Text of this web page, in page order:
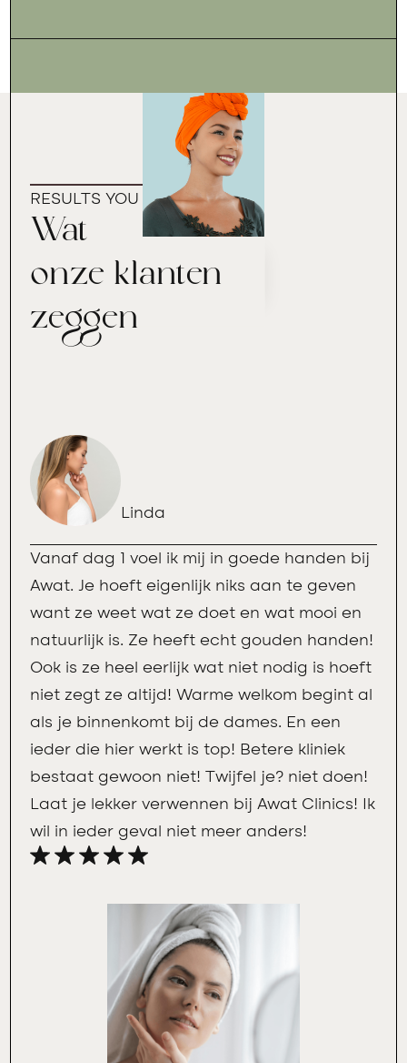
RESULTS YOU CAN TRUST
Wat
onze klanten
zeggen
Linda
Vanaf dag 1 voel ik mij in goede handen bij
Awat. Je hoeft eigenlijk niks aan te geven
want ze weet wat ze doet en wat mooi en
natuurlijk is. Ze heeft echt gouden handen!
Ook is ze heel eerlijk wat niet nodig is hoeft
niet zegt ze altijd! Warme welkom begint al
als je binnenkomt bij de dames. En een
ieder die hier werkt is top! Betere kliniek
bestaat gewoon niet! Twijfel je? niet doen!
Laat je lekker verwennen bij Awat Clinics! Ik
wil in ieder geval niet meer anders!